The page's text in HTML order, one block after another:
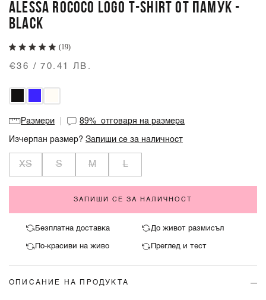
ALESSA ROCOCO LOGO T-SHIRT ОТ ПАМУК -
BLACK
(19)
€36 / 70.41 ЛВ.
Размери 89%отговаря на размера
Изчерпан размер?Запиши се за наличност
XS S M L
ЗАПИШИ СЕ ЗА НАЛИЧНОСТ
Безплатна доставка До живот размисъл
По-красиви на живо Преглед и тест
ОПИСАНИЕ НА ПРОДУКТА